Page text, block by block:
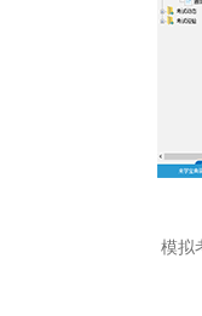
模拟